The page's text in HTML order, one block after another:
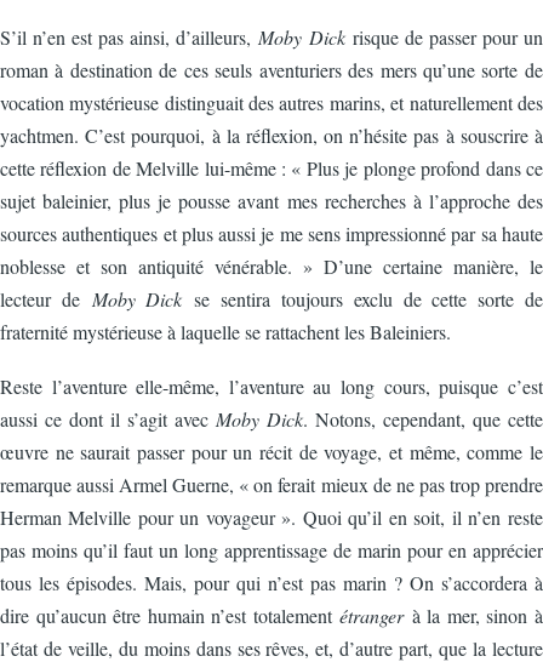
S’il n’en est pas ainsi, d’ailleurs, Moby Dickrisque de passer pour un
roman à destination de ces seuls aventuriers des mers qu’une sorte de
vocation mystérieuse distinguait des autres marins, et naturellement des
yachtmen. C’est pourquoi, à la réflexion, on n’hésite pas à souscrire à
cette réflexion de Melville lui-même : « Plus je plonge profond dans ce
sujet baleinier, plus je pousse avant mes recherches à l’approche des
sources authentiques et plus aussi je me sens impressionné par sa haute
noblesse et son antiquité vénérable. » D’une certaine manière, le
lecteur de Moby Dick se sentira toujours exclu de cette sorte de
fraternité mystérieuse à laquelle se rattachent les Baleiniers.
Reste l’aventure elle-même, l’aventure au long cours, puisque c’est
aussi ce dont il s’agit avec Moby Dick. Notons, cependant, que cette
œuvre ne saurait passer pour un récit de voyage, et même, comme le
remarque aussi Armel Guerne, « on ferait mieux de ne pas trop prendre
Herman Melville pour un voyageur ». Quoi qu’il en soit, il n’en reste
pas moins qu’il faut un long apprentissage de marin pour en apprécier
tous les épisodes. Mais, pour qui n’est pas marin ? On s’accordera à
dire qu’aucun être humain n’est totalementétrangerà la mer, sinon à
l’état de veille, du moins dans ses rêves, et, d’autre part, que la lecture